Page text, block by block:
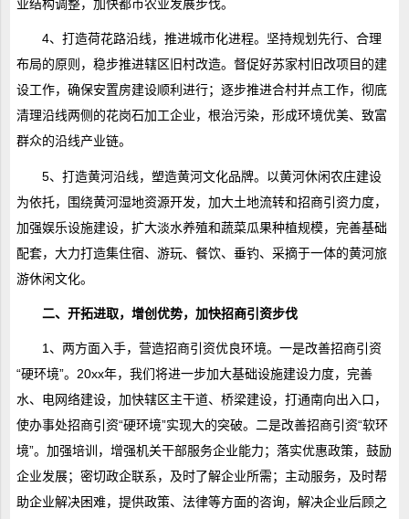
业结构调整，加快都市农业发展步伐。
4、打造荷花路沿线，推进城市化进程。坚持规划先行、合理
布局的原则，稳步推进辖区旧村改造。督促好苏家村旧改项目的建
设工作，确保安置房建设顺利进行；逐步推进合村并点工作，彻底
清理沿线两侧的花岗石加工企业，根治污染，形成环境优美、致富
群众的沿线产业链。
5、打造黄河沿线，塑造黄河文化品牌。以黄河休闲农庄建设
为依托，围绕黄河湿地资源开发，加大土地流转和招商引资力度，
加强娱乐设施建设，扩大淡水养殖和蔬菜瓜果种植规模，完善基础
配套，大力打造集住宿、游玩、餐饮、垂钓、采摘于一体的黄河旅
游休闲文化。
二、开拓进取，增创优势，加快招商引资步伐
1、两方面入手，营造招商引资优良环境。一是改善招商引资
“硬环境”。20xx年，我们将进一步加大基础设施建设力度，完善
水、电网络建设，加快辖区主干道、桥梁建设，打通南向出入口，
使办事处招商引资“硬环境”实现大的突破。二是改善招商引资“软环
境”。加强培训，增强机关干部服务企业能力；落实优惠政策，鼓励
企业发展；密切政企联系，及时了解企业所需；主动服务，及时帮
助企业解决困难，提供政策、法律等方面的咨询，解决企业后顾之